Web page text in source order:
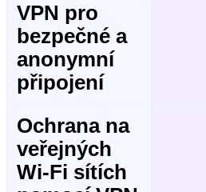
VPN pro
bezpečné a
anonymní
připojení
Ochrana na
veřejných
Wi-Fi sítích